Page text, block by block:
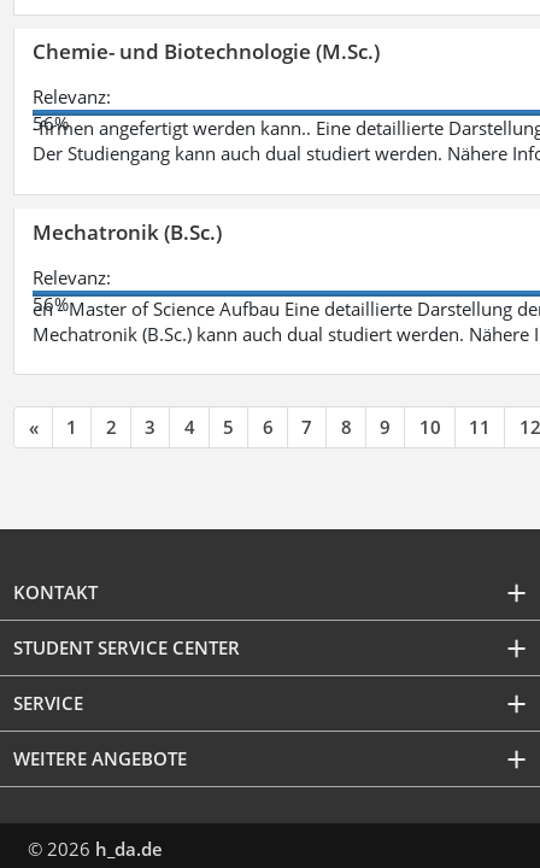
Chemie- und Biotechnologie (M.Sc.)
Relevanz:
56%
-firmen angefertigt werden kann.. Eine detaillierte
Der Studiengang kann auch dual studiert werden. Nähere
Mechatronik (B.Sc.)
Relevanz:
56%
en - Master of Science Aufbau Eine detaillierte Darstellung
Mechatronik (B.Sc.) kann auch dual studiert werden.
« 1 2 3 4 5 6 7 8 9 10 11 12
KONTAKT
STUDENT SERVICE CENTER
SERVICE
WEITERE ANGEBOTE
© 2026 h_da.de